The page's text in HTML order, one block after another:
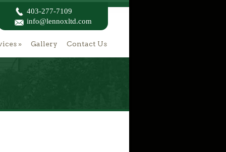
403-277-7109
info@lennoxltd.com
» Gallery Contact Us